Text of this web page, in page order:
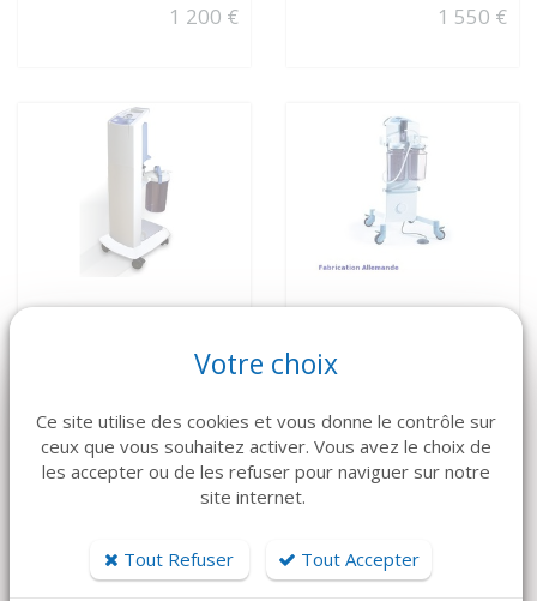
1 200 €
1 550 €
Aspiration mobile
C451 ATMOS
MEDAP
Aspiration mobile
Twista 1070
Votre choix
Ce site utilise des cookies et vous donne le contrôle sur
ceux que vous souhaitez activer. Vous avez le choix de
les accepter ou de les refuser pour naviguer sur notre
site internet.
Tout Refuser Tout Accepter